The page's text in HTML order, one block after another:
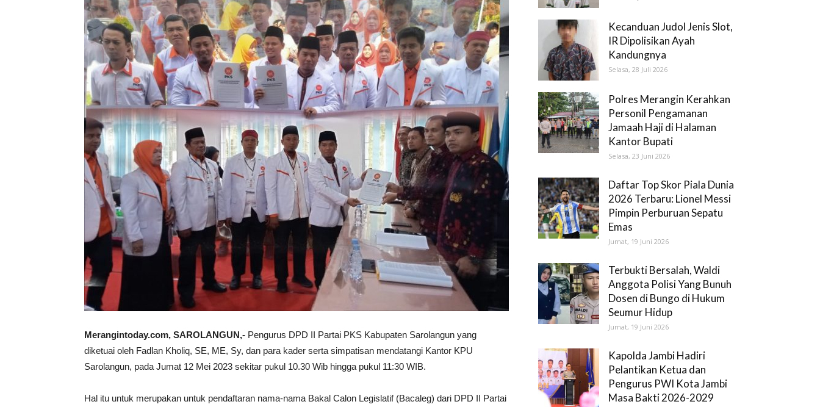
Merangintoday.com, SAROLANGUN,- Pengurus DPD II Partai PKS Kabupaten Sarolangun yang
diketuai oleh Fadlan Kholiq, SE, ME, Sy, dan para kader serta simpatisan mendatangi Kantor KPU
Sarolangun, pada Jumat 12 Mei 2023 sekitar pukul 10.30 Wib hingga pukul 11:30 WIB.
Hal itu untuk merupakan untuk pendaftaran nama-nama Bakal Calon Legislatif (Bacaleg) dari DPD II Partai
Kecanduan Judol Jenis Slot,
IR Dipolisikan Ayah
Kandungnya
Selasa, 28 Juli 2026
Polres Merangin Kerahkan
Personil Pengamanan
Jamaah Haji di Halaman
Kantor Bupati
Selasa, 23 Juni 2026
Daftar Top Skor Piala Dunia
2026 Terbaru: Lionel Messi
Pimpin Perburuan Sepatu
Emas
Jumat, 19 Juni 2026
Terbukti Bersalah, Waldi
Anggota Polisi Yang Bunuh
Dosen di Bungo di Hukum
Seumur Hidup
Jumat, 19 Juni 2026
Kapolda Jambi Hadiri
Pelantikan Ketua dan
Pengurus PWI Kota Jambi
Masa Bakti 2026-2029